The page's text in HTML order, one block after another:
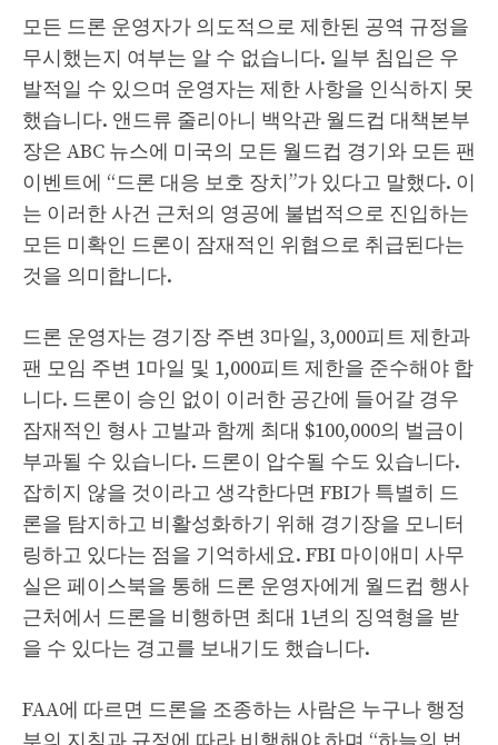
모든 드론 운영자가 의도적으로 제한된 공역 규정을
무시했는지 여부는 알 수 없습니다. 일부 침입은 우
발적일 수 있으며 운영자는 제한 사항을 인식하지 못
했습니다. 앤드류 줄리아니 백악관 월드컵 대책본부
장은 ABC 뉴스에 미국의 모든 월드컵 경기와 모든 팬
이벤트에 “드론 대응 보호 장치”가 있다고 말했다. 이
는 이러한 사건 근처의 영공에 불법적으로 진입하는
모든 미확인 드론이 잠재적인 위협으로 취급된다는
것을 의미합니다.
드론 운영자는 경기장 주변 3마일, 3,000피트 제한과
팬 모임 주변 1마일 및 1,000피트 제한을 준수해야 합
니다. 드론이 승인 없이 이러한 공간에 들어갈 경우
잠재적인 형사 고발과 함께 최대 $100,000의 벌금이
부과될 수 있습니다. 드론이 압수될 수도 있습니다.
잡히지 않을 것이라고 생각한다면 FBI가 특별히 드
론을 탐지하고 비활성화하기 위해 경기장을 모니터
링하고 있다는 점을 기억하세요. FBI 마이애미 사무
실은 페이스북을 통해 드론 운영자에게 월드컵 행사
근처에서 드론을 비행하면 최대 1년의 징역형을 받
을 수 있다는 경고를 보내기도 했습니다.
FAA에 따르면 드론을 조종하는 사람은 누구나 행정